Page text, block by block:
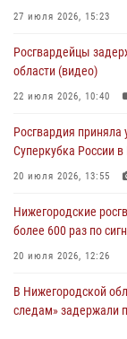
27 июля 2026, 15:23
Росгвардейцы
области (видео)
22 июля 2026, 10:40
Росгвардия приняла
Суперкубка России
20 июля 2026, 13:55
Нижегородские
более 600 раз по
20 июля 2026, 12:26
В Нижегородской
следам» задержали